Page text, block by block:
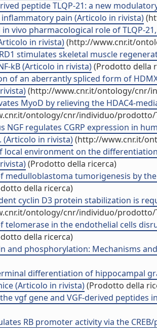
peptide TLQP-21: a new
pain (Articolo in rivista)
vivo pharmacological role of TLQP-
in rivista)(http://www.cnr.it/
stimulates skeletal muscle
kB (Articolo in rivista)(Prodotto della
of an aberrantly spliced form of
(http://www.cnr.it/ontology/cnr/
MyoD by relieving the HDAC4-
ontology/cnr/individuo/prodotto/
NGF regulates CGRP expression in
(Articolo in rivista)(http://www.cnr.it/
local environment on the
(Prodotto della ricerca)
medulloblastoma tumorigenesis by
della ricerca)
cyclin D3 protein stabilization is
ontology/cnr/individuo/prodotto/
telomerase in the endothelial cells
della ricerca)
and phosphorylation: Mechanisms
differentiation of hippocampal
(Articolo in rivista)(Prodotto della
vgf gene and VGF-derived
RB promoter activity via the